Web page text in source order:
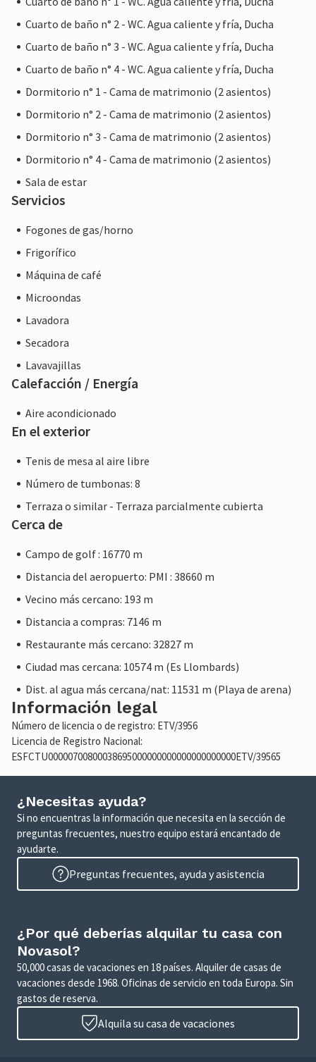
Atención: Este alojamiento está gestionado por un
propietario privado, no por una empresa o un
comerciante. Esto significa que es posible que no se
aplique la legislación de la UE en materia de consumo. Sin
embargo, puede estar seguro de que le proporcionaremos
el mismo nivel de servicio al cliente y su estancia no será
diferente a reservar alojamiento con un propietario
profesional.
Cuarto de baño n° 2 - WC. Agua caliente y fría, Ducha
Cuarto de baño n° 3 - WC. Agua caliente y fría, Ducha
Cuarto de baño n° 4 - WC. Agua caliente y fría, Ducha
Dormitorio n° 1 - Cama de matrimonio (2 asientos)
Dormitorio n° 2 - Cama de matrimonio (2 asientos)
Dormitorio n° 3 - Cama de matrimonio (2 asientos)
Dormitorio n° 4 - Cama de matrimonio (2 asientos)
Sala de estar
Servicios
Fogones de gas/horno
Frigorífico
Máquina de café
Microondas
Lavadora
Secadora
Lavavajillas
Calefacción / Energía
Aire acondicionado
En el exterior
Tenis de mesa al aire libre
Número de tumbonas: 8
Terraza o similar - Terraza parcialmente cubierta
Cerca de
Campo de golf : 16770 m
Distancia del aeropuerto: PMI : 38660 m
Vecino más cercano: 193 m
Distancia a compras: 7146 m
Restaurante más cercano: 32827 m
Ciudad mas cercana: 10574 m (Es Llombards)
Dist. al agua más cercana/nat: 11531 m (Playa de arena)
Información legal
Número de licencia o de registro: ETV/3956
Licencia de Registro Nacional:
ESFCTU00000700800038695000000000000000000000ETV/39565
¿Necesitas ayuda?
Si no encuentras la información que necesita en la sección de
preguntas frecuentes, nuestro equipo estará encantado de
ayudarte.
Preguntas frecuentes, ayuda y asistencia
¿Por qué deberías alquilar tu casa con
Novasol?
50,000 casas de vacaciones en 18 países. Alquiler de casas de
vacaciones desde 1968. Oficinas de servicio en toda Europa. Sin
gastos de reserva.
Alquila su casa de vacaciones